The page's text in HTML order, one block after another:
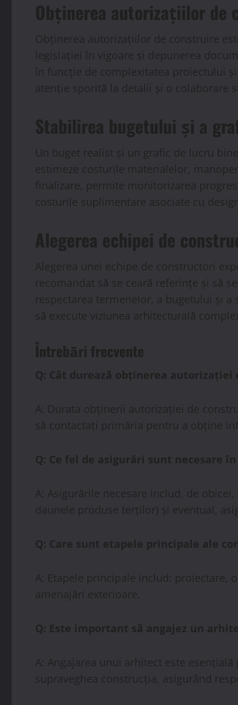
Obținerea autorizațiilor de
Obținerea autorizațiilor de construire
legislației în vigoare și depunerea
în funcție de complexitatea proiectului
atenție sporită la detalii și o colaborare
Stabilirea bugetului și a
Un buget realist și un grafic de lucru
estimeze costurile materialelor,
finalizare, permite monitorizarea
costurile suplimentare asociate cu
Alegerea echipei de
Alegerea unei echipe de constructori
recomandat să se ceară referințe și să
respectarea termenelor, a bugetului și
să execute viziunea arhitecturală
Întrebări frecvente
Q: Cât durează obținerea autorizației
A: Durata obținerii autorizației de
să contactați primăria pentru a obține
Q: Ce fel de asigurări sunt necesare
A: Asigurările necesare includ, de
daunele produse terților) și eventual,
Q: Care sunt etapele principale ale
A: Etapele principale includ: proiectare,
amenajări exterioare.
Q: Este important să angajez un
A: Angajarea unui arhitect este
supraveghea construcția, asigurând